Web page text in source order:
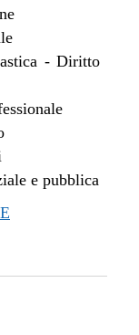
- Diritto
e pubblica